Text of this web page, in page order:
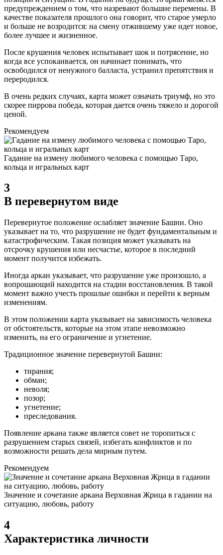
предупреждением о том, что назревают большие перемены. В
качестве показателя прошлого она говорит, что старое умерло
и больше не возродится: на смену отжившему уже идет новое,
более лучшее и жизненное.
После крушения человек испытывает шок и потрясение, но
когда все успокаивается, он начинает понимать, что
освободился от ненужного балласта, устранил препятствия и
переродился.
В очень редких случаях, карта может означать триумф, но это
скорее пиррова победа, которая дается очень тяжело и дорогой
ценой.
Рекомендуем
Гадание на измену любимого человека с помощью Таро,
кольца и игральных карт
3
В перевернутом виде
Перевернутое положение ослабляет значение Башни. Оно
указывает на то, что разрушение не будет фундаментальным и
катастрофическим. Такая позиция может указывать на
отсрочку крушения или несчастье, которое в последний
момент получится избежать.
Иногда аркан указывает, что разрушение уже произошло, а
вопрошающий находится на стадии восстановления. В такой
момент важно учесть прошлые ошибки и перейти к верным
изменениям.
В этом положении карта указывает на зависимость человека
от обстоятельств, которые на этом этапе невозможно
изменить, на его ограничение и угнетение.
Традиционное значение перевернутой Башни:
тирания;
обман;
неволя;
позор;
угнетение;
преследования.
Появление аркана также является совет не торопиться с
разрушением старых связей, избегать конфликтов и по
возможности решать дела мирным путем.
Рекомендуем
Значение и сочетание аркана Верховная Жрица в гадании на
ситуацию, любовь, работу
4
Характеристика личности